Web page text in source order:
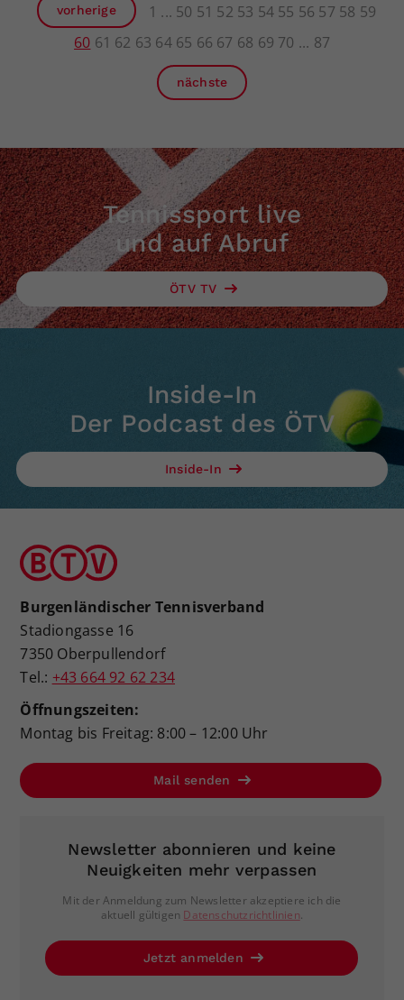
vorherige 1 50 51 52 53 54 55 56 57 58 59
60 61 62 63 64 65 66 67 68 69 70 87
nächste
Tennissport live
und auf Abruf
ÖTV TV
Inside-In
Der Podcast des ÖTV
Inside-In
Burgenländischer Tennisverband
Stadiongasse 16
7350 Oberpullendorf
Tel.: +43 664 92 62 234
Öffnungszeiten:
Montag bis Freitag: 8:00 – 12:00 Uhr
Mail senden
Newsletter abonnieren und keine
Neuigkeiten mehr verpassen
Mit der Anmeldung zum Newsletter akzeptiere ich die
aktuell gültigen Datenschutzrichtlinien.
Jetzt anmelden